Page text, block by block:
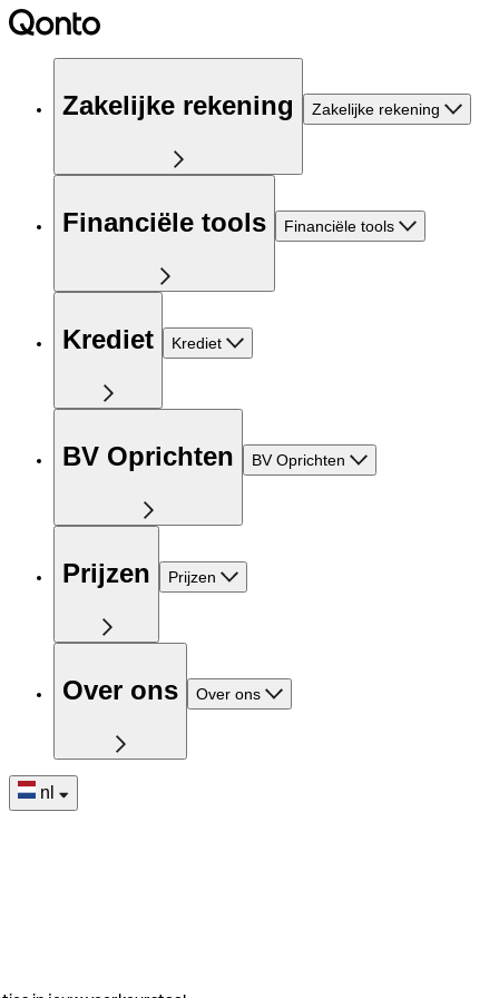
Zakelijke rekening Zakelijke rekening
Financiële tools Financiële tools
Krediet Krediet
BV Oprichten BV Oprichten
Prijzen Prijzen
Over ons Over ons
nl